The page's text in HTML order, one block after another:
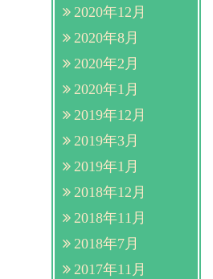
2020年12月
2020年8月
2020年2月
2020年1月
2019年12月
2019年3月
2019年1月
2018年12月
2018年11月
2018年7月
2017年11月